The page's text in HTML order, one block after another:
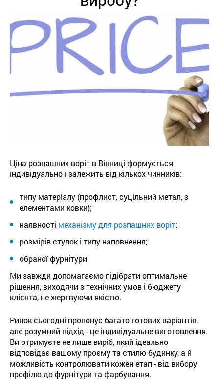
Ціна розпашних воріт в Вінниці формується
індивідуально і залежить від кількох чинників:
типу матеріалу (профлист, суцільний метал, з
елементами ковки);
наявності механізму для розпашних воріт;
розмірів стулок і типу наповнення;
обраної фурнітури.
Ми завжди допомагаємо підібрати оптимальне
рішення, виходячи з технічних умов і бюджету
клієнта, не жертвуючи якістю.
Ринок сьогодні пропонує багато готових варіантів,
але розумний підхід - це індивідуальне виготовлення.
Ви отримуєте не лише виріб, який ідеально
відповідає вашому проєму та стилю будинку, а й
можливість контролювати кожен етап - від вибору
профілю до фурнітури та фарбування.